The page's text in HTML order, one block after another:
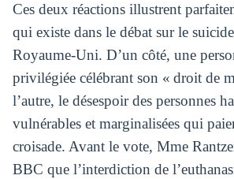
Ces deux réactions illustrent
qui existe dans le débat sur le suicide
Royaume-Uni. D’un côté, une
privilégiée célébrant son « droit de
l’autre, le désespoir des personnes
vulnérables et marginalisées qui
croisade. Avant le vote, Mme
BBC que l’interdiction de